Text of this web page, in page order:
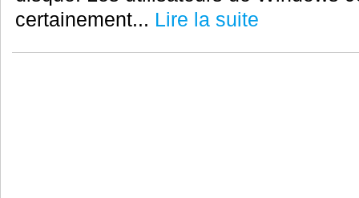
certainement... Lire la suite